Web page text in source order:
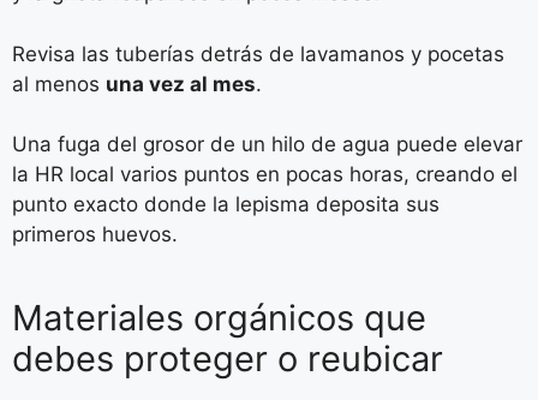
Revisa las tuberías detrás de lavamanos y pocetas
al menos una vez al mes.
Una fuga del grosor de un hilo de agua puede elevar
la HR local varios puntos en pocas horas, creando el
punto exacto donde la lepisma deposita sus
primeros huevos.
Materiales orgánicos que
debes proteger o reubicar